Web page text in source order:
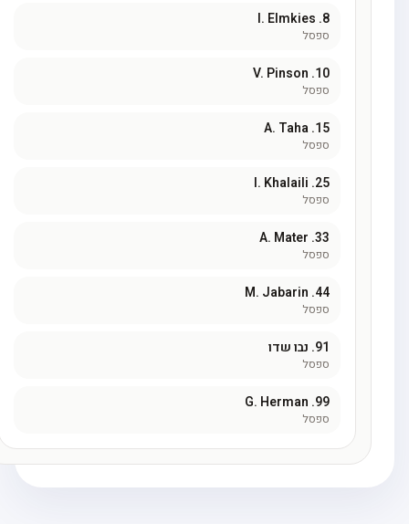
I. Elmkies
ספסל
V. Pinson
ספסל
A. Taha
ספסל
I. Khalaili
ספסל
A. Mater
ספסל
M. Jabarin
ספסל
נבו שדו
ספסל
G. Herman
ספסל